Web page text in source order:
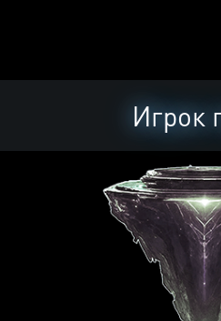
Игрок